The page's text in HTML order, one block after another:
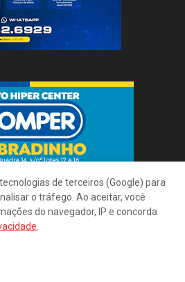
de terceiros (Google) para
o tráfego. Ao aceitar, você
do navegador, IP e concorda